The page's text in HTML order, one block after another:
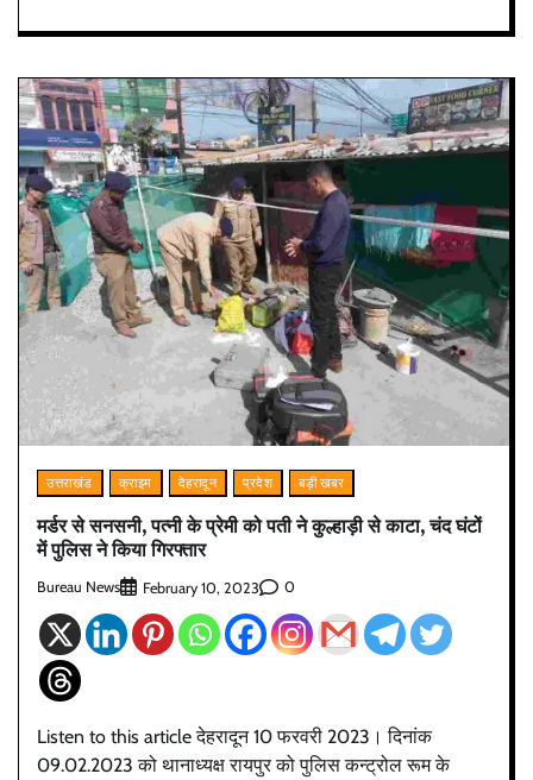
उत्तराखंड क्राइम देहरादून प्रदेश बड़ी खबर
मर्डर से सनसनी, पत्नी के प्रेमी को पती ने कुल्हाड़ी से काटा, चंद घंटों
में पुलिस ने किया गिरफ्तार
Bureau News February 10, 2023 0
Listen to this article देहरादून 10 फरवरी 2023। दिनांक
09.02.2023 को थानाध्यक्ष रायपुर को पुलिस कन्ट्रोल रूम के